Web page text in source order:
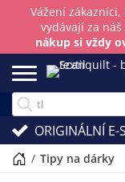
Vážení
vydávají za
nákup si vždy
ORIGINÁLNÍ E-
/ tipy na dárky